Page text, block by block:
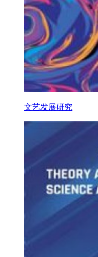
文艺发展研究